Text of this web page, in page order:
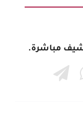
مباشرة.